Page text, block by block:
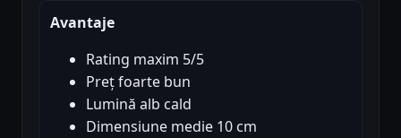
Avantaje
Rating maxim 5/5
Preț foarte bun
Lumină alb cald
Dimensiune medie 10 cm